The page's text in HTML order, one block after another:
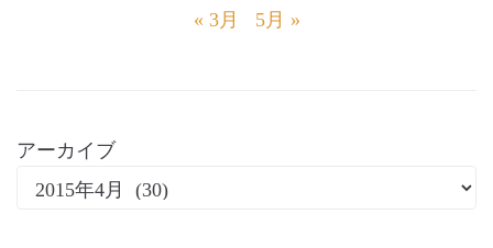
« 3月 5月 »
アーカイブ